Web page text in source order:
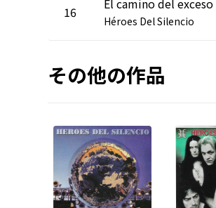
16
Héroes Del Silencio
その他の作品